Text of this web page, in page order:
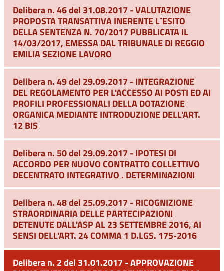
Delibera n. 46 del 31.08.2017 - VALUTAZIONE
PROPOSTA TRANSATTIVA INERENTE L`ESITO
DELLA SENTENZA N. 70/2017 PUBBLICATA IL
14/03/2017, EMESSA DAL TRIBUNALE DI REGGIO
EMILIA SEZIONE LAVORO
Delibera n. 49 del 29.09.2017 - INTEGRAZIONE
DEL REGOLAMENTO PER L'ACCESSO AI POSTI ED AI
PROFILI PROFESSIONALI DELLA DOTAZIONE
ORGANICA MEDIANTE INTRODUZIONE DELL'ART.
12 BIS
Delibera n. 50 del 29.09.2017 - IPOTESI DI
ACCORDO PER NUOVO CONTRATTO COLLETTIVO
DECENTRATO INTEGRATIVO . DETERMINAZIONI
Delibera n. 48 del 25.09.2017 - RICOGNIZIONE
STRAORDINARIA DELLE PARTECIPAZIONI
DETENUTE DALL'ASP AL 23 SETTEMBRE 2016, AI
SENSI DELL'ART. 24 COMMA 1 D.LGS. 175-2016
Delibera n. 2 del 31.01.2017 - APPROVAZIONE